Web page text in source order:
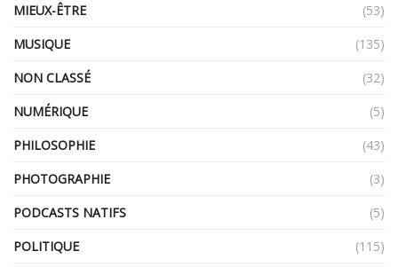
MIEUX-ÊTRE
(53)
MUSIQUE
(135)
NON CLASSÉ
(32)
NUMÉRIQUE
(5)
PHILOSOPHIE
(43)
PHOTOGRAPHIE
(3)
PODCASTS NATIFS
(5)
POLITIQUE
(115)